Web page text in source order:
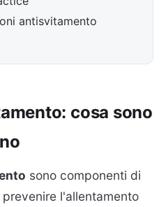
antisvitamento
cosa sono
sono componenti di
l'allentamento